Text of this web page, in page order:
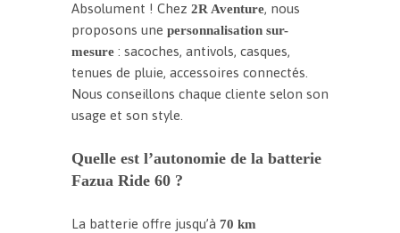
Absolument ! Chez 2R Aventure, nous
proposons une personnalisation sur-
mesure: sacoches, antivols, casques,
tenues de pluie, accessoires connectés.
Nous conseillons chaque cliente selon son
usage et son style.
Quelle est l’autonomie de la batterie
Fazua Ride 60 ?
La batterie offre jusqu’à 70 km